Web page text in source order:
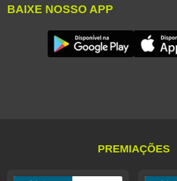
BAIXE NOSSO APP
PREMIAÇÕES